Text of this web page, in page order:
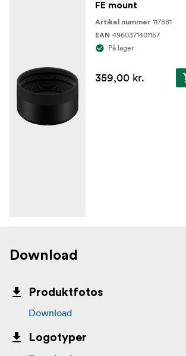
FE mount
Artikel nummer 117881
EAN 4960371401157
På lager
359,00 kr.
Download
Produktfotos
Download
Logotyper